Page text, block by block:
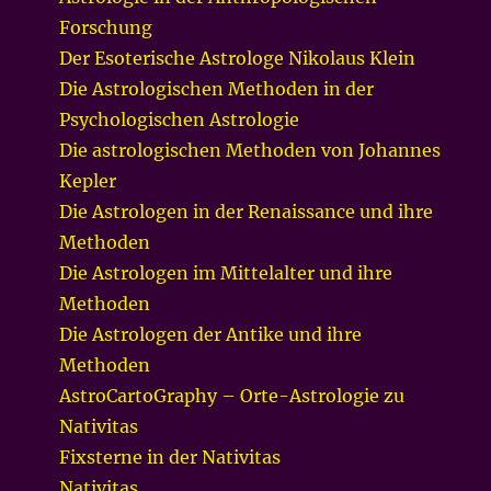
Forschung
Der Esoterische Astrologe Nikolaus Klein
Die Astrologischen Methoden in der
Psychologischen Astrologie
Die astrologischen Methoden von Johannes
Kepler
Die Astrologen in der Renaissance und ihre
Methoden
Die Astrologen im Mittelalter und ihre
Methoden
Die Astrologen der Antike und ihre
Methoden
AstroCartoGraphy – Orte-Astrologie zu
Nativitas
Fixsterne in der Nativitas